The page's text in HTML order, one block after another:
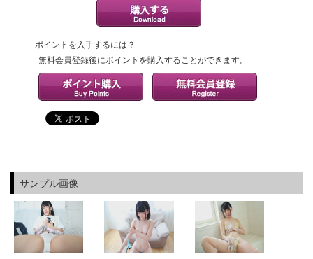
ポイントを入手するには？
無料会員登録後にポイントを購入することができます。
サンプル画像